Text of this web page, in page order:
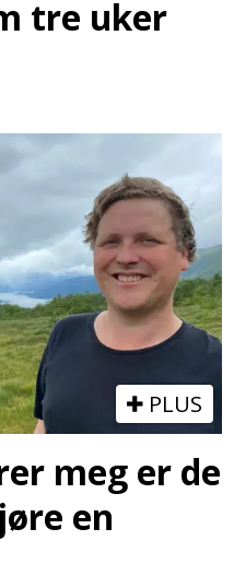
tre uker
PLUS
meg er de
en